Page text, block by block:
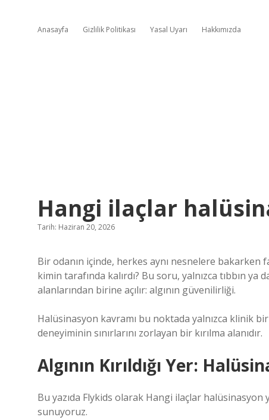
Anasayfa Gizlilik Politikası Yasal Uyarı Hakkımızda
Hangi ilaçlar
Tarih: Haziran 20, 2026
Bir odanın içinde, herkes aynı nesnelere bakarken
kimin tarafında kalırdı? Bu soru, yalnızca tıbbın
alanlarından birine açılır: algının güvenilirliği.
Halüsinasyon kavramı bu noktada yalnızca klinik
deneyiminin sınırlarını zorlayan bir kırılma alanıdır.
Algının Kırıldığı Yer:
Bu yazıda Flykids olarak Hangi ilaçlar
sunuyoruz.